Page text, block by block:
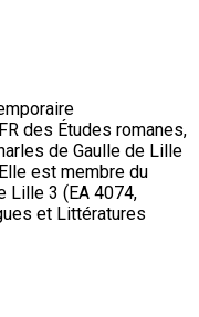
des Études romanes,
de Gaulle de Lille
est membre du
Lille 3 (EA 4074,
et Littératures